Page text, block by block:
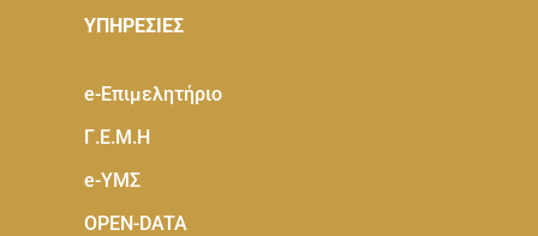
ΥΠΗΡΕΣΙΕΣ
e-Eπιμελητήριο
Γ.Ε.Μ.Η
e-ΥΜΣ
OPEN-DATA